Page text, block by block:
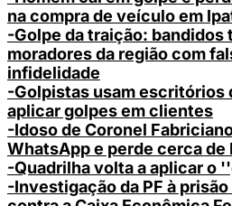
na compra de veículo em
-Golpe da traição: bandidos
moradores da região com
infidelidade
-Golpistas usam escritórios
aplicar golpes em clientes
-Idoso de Coronel
WhatsApp e perde cerca de
-Quadrilha volta a aplicar o
-Investigação da PF à